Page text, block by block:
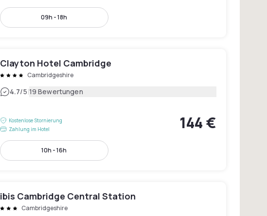
09h - 18h
Clayton Hotel Cambridge
Cambridgeshire
4.7/5|19 Bewertungen
Kostenlose Stornierung
Zahlung im Hotel
144 €
10h - 16h
ibis Cambridge Central Station
Cambridgeshire